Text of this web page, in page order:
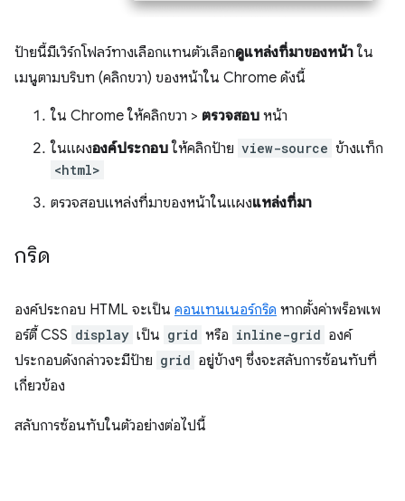
ป้ายนี้มีเวิร์กโฟลว์ทางเลือกแทนตัวเลือกดูแหล่งที่มาของหน้า ใน
เมนูตามบริบท (คลิกขวา) ของหน้าใน Chrome ดังนี้
ใน Chrome ให้คลิกขวา > ตรวจสอบ หน้า
ในแผงองค์ประกอบ ให้คลิกป้าย view-source ข้างแท็ก
<html>
ตรวจสอบแหล่งที่มาของหน้าในแผงแหล่งที่มา
กริด
องค์ประกอบ HTML จะเป็น คอนเทนเนอร์กริด หากตั้งค่าพร็อพเพ
อร์ตี้ CSS display เป็น grid หรือ inline-grid องค์
ประกอบดังกล่าวจะมีป้าย grid อยู่ข้างๆ ซึ่งจะสลับการซ้อนทับที่
เกี่ยวข้อง
สลับการซ้อนทับในตัวอย่างต่อไปนี้